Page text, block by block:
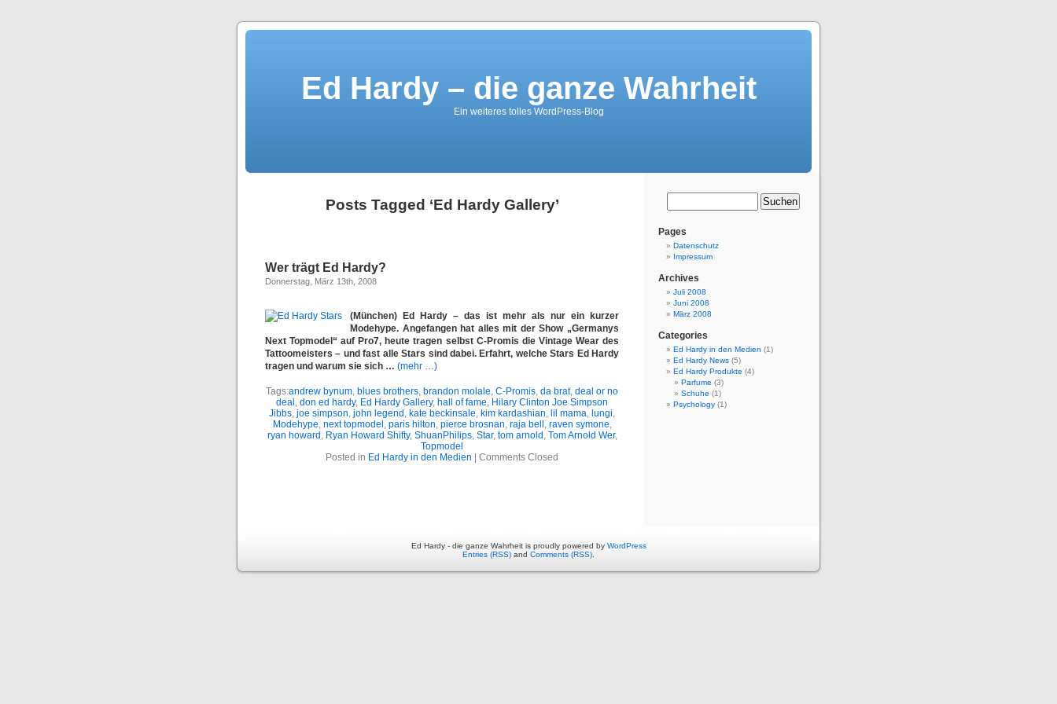
Ed Hardy – die ganze Wahrheit
Ein weiteres tolles WordPress-Blog
Posts Tagged ‘Ed Hardy Gallery’
Wer trägt Ed Hardy?
Donnerstag, März 13th, 2008
(München) Ed Hardy – das ist mehr als nur ein kurzer
Modehype. Angefangen hat alles mit der Show „Germanys
Next Topmodel“ auf Pro7, heute tragen selbst C-Promis die Vintage Wear des
Tattoomeisters – und fast alle Stars sind dabei.Erfahrt, welche Stars Ed Hardy
tragen und warum sie sich … (mehr …)
Tags:andrew bynum, blues brothers, brandon molale, C-Promis, da brat, deal or no
deal , don ed hardy, Ed Hardy Gallery, hall of fame, Hilary Clinton Joe Simpson
Jibbs, joe simpson, john legend , kate beckinsale, kim kardashian, lil mama, lungi,
Modehype, next topmodel , paris hilton, pierce brosnan, raja bell , raven symone,
ryan howard , Ryan Howard Shifty, ShuanPhilips, Star, tom arnold , Tom Arnold Wer,
Topmodel
Posted in Ed Hardy in den Medien Comments Closed
Pages
Datenschutz
Impressum
Archives
Juli 2008
Juni 2008
März 2008
Categories
Ed Hardy in den Medien (1)
Ed Hardy News (5)
Ed Hardy Produkte (4)
Parfume (3)
Schuhe (1)
Psychology (1)
Ed Hardy - die ganze Wahrheit is proudly powered by WordPress
Entries (RSS) and Comments (RSS)